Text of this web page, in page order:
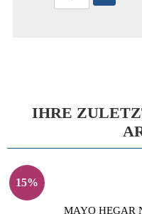
IHRE
15%
MAYO HEGAR